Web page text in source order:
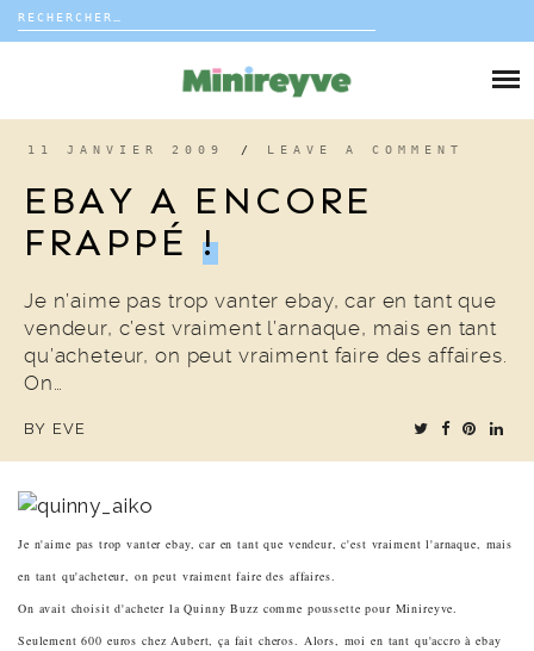
Rechercher :
DÉCO
COUP DE COEUR
11 JANVIER 2009 / LEAVE A COMMENT
EBAY A ENCORE
FRAPPÉ!
Je n’aime pas trop vanter ebay, car en tant que
vendeur, c’est vraiment l’arnaque, mais en tant
qu’acheteur, on peut vraiment faire des affaires.
On…
BY EVE
Je n'aime pas trop vanter ebay, car en tant que vendeur, c'est vraiment l'arnaque, mais
en tant qu'acheteur, on peut vraiment faire des affaires.
On avait choisit d'acheter la Quinny Buzz comme poussette pour Minireyve.
Seulement 600 euros chez Aubert, ça fait cheros. Alors, moi en tant qu'accro à ebay